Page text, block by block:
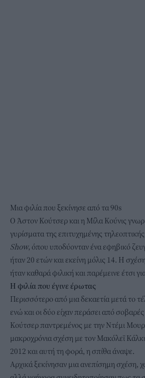
Μια φιλία που ξεκίνησε από τα 90s
Ο Άστον Κούτσερ και η Μίλα Κούνις
γυρίσματα της επιτυχημένης
Show, όπου υποδύονταν ένα εφηβικό
ήταν 20 ετών και εκείνη μόλις 14. Η
ήταν καθαρά φιλική και παρέμεινε έτσι
Η φιλία που έγινε έρωτας
Περισσότερο από μια δεκαετία μετά το
ενώ και οι δύο είχαν περάσει από
Κούτσερ παντρεμένος με την Ντέμι
μακροχρόνια σχέση με τον Μακόλεϊ
2012 και αυτή τη φορά, η σπίθα άναψε.
Αρχικά ξεκίνησαν μια ανεπίσημη σχέση,